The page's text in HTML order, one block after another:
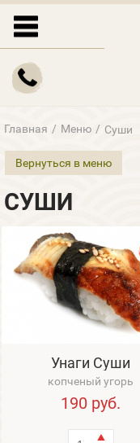
Вернуться в меню
Главная / Меню / Суши
СУШИ
Унаги Суши
копченый угорь
190 руб.